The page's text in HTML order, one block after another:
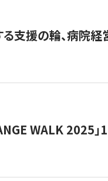
支援の輪、病院
WALK 2025」